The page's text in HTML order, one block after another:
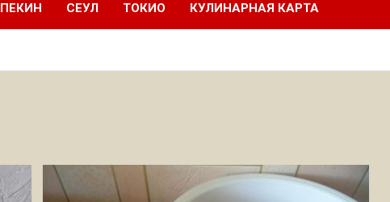
ПЕКИН СЕУЛ ТОКИО КУЛИНАРНАЯ КАРТА